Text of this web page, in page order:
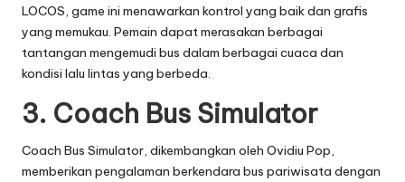
LOCOS, game ini menawarkan kontrol yang baik dan grafis
yang memukau. Pemain dapat merasakan berbagai
tantangan mengemudi bus dalam berbagai cuaca dan
kondisi lalu lintas yang berbeda.
3. Coach Bus Simulator
Coach Bus Simulator, dikembangkan oleh Ovidiu Pop,
memberikan pengalaman berkendara bus pariwisata dengan